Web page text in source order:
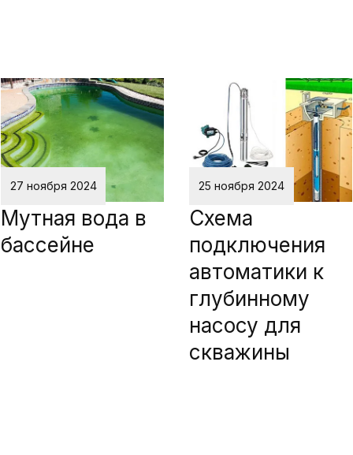
27 ноября 2024
Мутная вода в
бассейне
25 ноября 2024
Схема
подключения
автоматики к
глубинному
насосу для
скважины